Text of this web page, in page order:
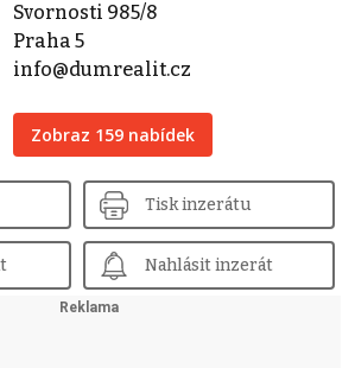
Svornosti 985/8
Praha 5
info@dumrealit.cz
Zobraz 159 nabídek
Tisk inzerátu
Nahlásit inzerát